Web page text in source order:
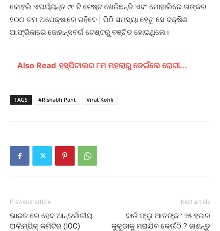
କୋହଲି ଏପର୍ଯ୍ୟନ୍ତ ୯୯ ଟି ଟେଷ୍ଟ ଖେଳିଛନ୍ତି ଏବଂ ମୋହାଲିରେ ତାଙ୍କର
୧୦୦ ତମ ଅପେକ୍ଷାରେ ରହିବେ | ପିଠି ସମସ୍ୟା ହେତୁ ସେ ଦକ୍ଷିଣ
ଆଫ୍ରିକାରେ ଜୋହାନ୍ସବର୍ଗ ଟେଷ୍ଟରୁ ବଞ୍ଚିତ ହୋଇଥିଲେ।
Also Read ହସ୍ପିଟାଲର ୮ମ ମହଲାରୁ ଡେଇଁଲେ ରୋଗୀ...
TAGS #Rishabh Pant Virat Kohli
Previous article
ଭାରତ ରେ ହେବ ଆନ୍ତର୍ଜାତୀୟ
ଅଲିମ୍ପିକ୍ କମିଟିର (IOC)
Next article
ବାର୍ଡ ଫ୍ଲୁ ଆତଙ୍କ : ୨୫ ହଜାର
କୁକୁଡାକୁ ମରାଯିବ କେଉଁଠି ? ଜାଣନ୍ତୁ